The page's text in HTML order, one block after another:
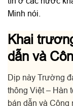
Minh nói.
Khai
dẫn và
Dịp này Trường
thông Việt – Hàn
bán dẫn và Công